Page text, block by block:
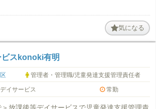
気になる
ビスkonoki有明
管理者・管理職/児童発達支援管理責任者
イサービス 常勤
＞放課後等デイサービスで児童発達支援管理責